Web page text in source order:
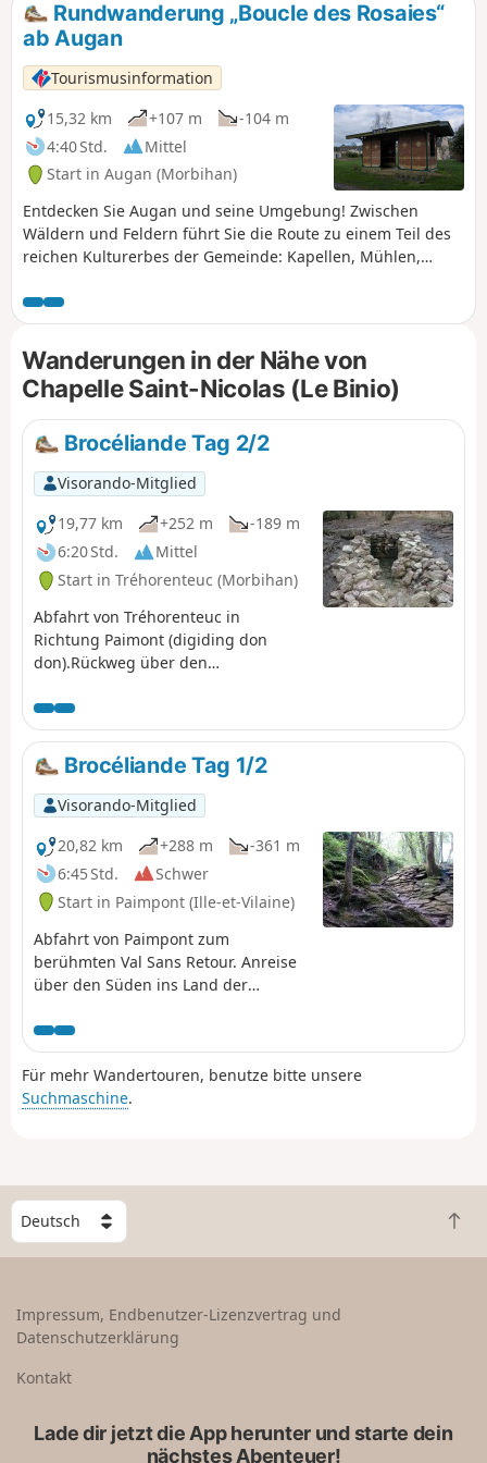
Rundwanderung „Boucle des Rosaies“
ab Augan
Tourismusinformation
15,32 km
+107 m
-104 m
4:40 Std.
Mittel
Start in Augan (Morbihan)
Entdecken Sie Augan und seine Umgebung! Zwischen
Wäldern und Feldern führt Sie die Route zu einem Teil des
reichen Kulturerbes der Gemeinde: Kapellen, Mühlen,
die überdachte Allee von La Coudraie.
Wanderungen in der Nähe von
Chapelle Saint-Nicolas (Le Binio)
Brocéliande Tag 2/2
Visorando-Mitglied
19,77 km
+252 m
-189 m
6:20 Std.
Mittel
Start in Tréhorenteuc (Morbihan)
Abfahrt von Tréhorenteuc in
Richtung Paimont (digiding don
don).Rückweg über den
Waldes.
Brocéliande Tag 1/2
Visorando-Mitglied
20,82 km
+288 m
-361 m
6:45 Std.
Schwer
Start in Paimpont (Ille-et-Vilaine)
Abfahrt von Paimpont zum
berühmten Val Sans Retour. Anreise
über den Süden ins Land der
Unterholzes von Brocéliande.
Für mehr Wandertouren, benutze bitte unsere
Suchmaschine.
W
ä
h
e
n
Z
u
Impressum, Endbenutzer-Lizenzvertrag und
Datenschutzerklärung
Kontakt
Lade dir jetzt die App herunter und starte dein
nächstes Abenteuer!